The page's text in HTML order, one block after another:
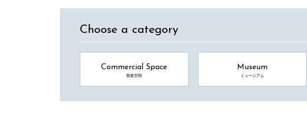
Choose a category
Commercial Space
商業空間
Museum
ミュージアム